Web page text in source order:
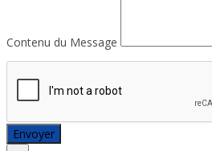
Contenu du Message
Envoyer